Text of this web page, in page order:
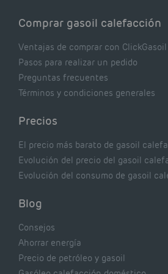
Comprar gasoil calefacción
Ventajas de comprar con ClickGasoil
Pasos para realizar un pedido
Preguntas frecuentes
Términos y condiciones generales
Precios
El precio más barato de gasoil
Evolución del precio del gasoil
Evolución del consumo de gasoil
Blog
Consejos
Ahorrar energía
Precio de petróleo y gasoil